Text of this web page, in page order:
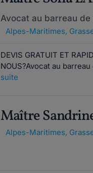
Avocat au barreau de
Alpes-Maritimes,
DEVIS GRATUIT ET
NOUS?Avocat au
suite
Maître
Alpes-Maritimes,